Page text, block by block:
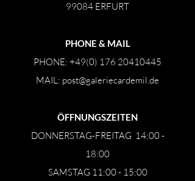
99084 ERFURT
PHONE & MAIL
PHONE: +49(0) 176 20410445
MAIL: post@galeriecardemil.de
ÖFFNUNGSZEITEN
DONNERSTAG-FREITAG 14:00 -
18:00
SAMSTAG 11:00 - 15:00